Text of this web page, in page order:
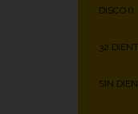
DISCO ()
32
SIN